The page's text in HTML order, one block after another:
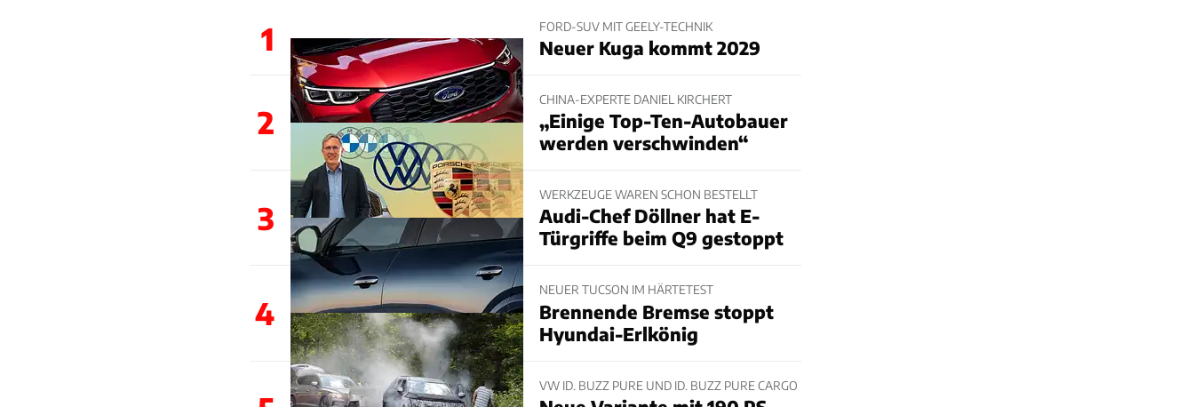
1 FORD-SUV MIT GEELY-TECHNIK
Neuer Kuga kommt 2029
2
CHINA-EXPERTE DANIEL KIRCHERT
„Einige Top-Ten-Autobauer
werden verschwinden“
3
WERKZEUGE WAREN SCHON BESTELLT
Audi-Chef Döllner hat E-
Türgriffe beim Q9 gestoppt
4
NEUER TUCSON IM HÄRTETEST
Brennende Bremse stoppt
Hyundai-Erlkönig
VW ID. BUZZ PURE UND ID. BUZZ PURE CARGO